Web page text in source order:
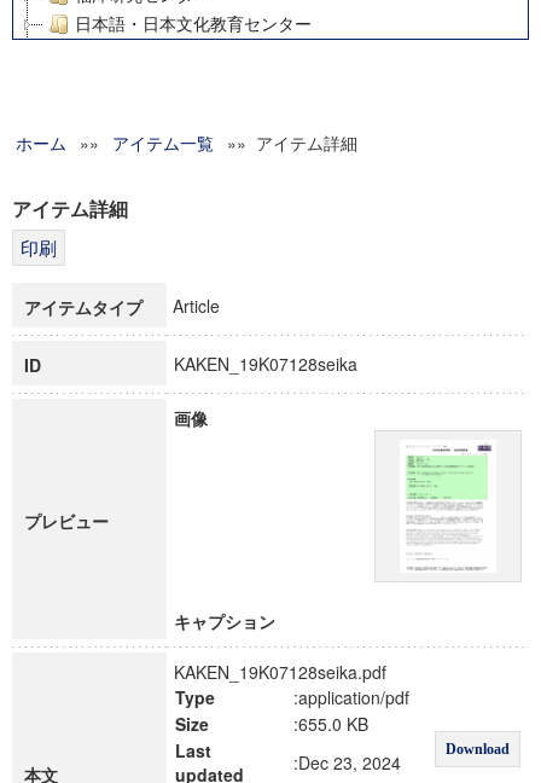
日本語・日本文化教育センター
グローバルリサーチインスティテュート
科学研究費補助金研究成果報告書
博士課程教育リーディングプログラム「超成熟社会発展のサ
ホーム »» アイテム一覧 »» アイテム詳細
アイテム詳細
アイテムタイプ Article
ID KAKEN_19K07128seika
プレビュー
画像
キャプション
本文
KAKEN_19K07128seika.pdf
Type
:application/pdf
Download
Size
:655.0 KB
Last
updated
:Dec 23, 2024